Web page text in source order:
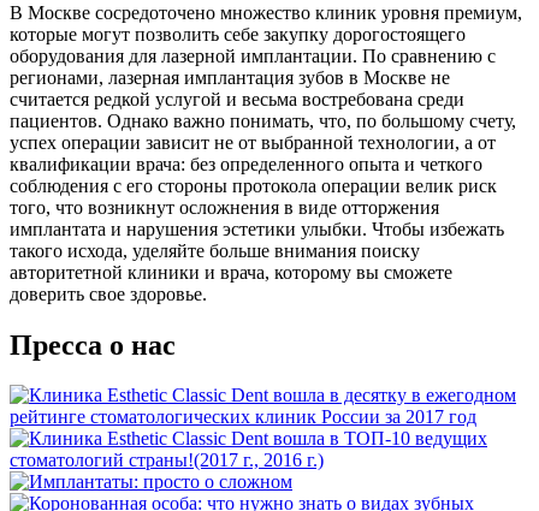
В Москве сосредоточено множество клиник уровня премиум,
которые могут позволить себе закупку дорогостоящего
оборудования для лазерной имплантации. По сравнению с
регионами, лазерная имплантация зубов в Москве не
считается редкой услугой и весьма востребована среди
пациентов. Однако важно понимать, что, по большому счету,
успех операции зависит не от выбранной технологии, а от
квалификации врача: без определенного опыта и четкого
соблюдения с его стороны протокола операции велик риск
того, что возникнут осложнения в виде отторжения
имплантата и нарушения эстетики улыбки. Чтобы избежать
такого исхода, уделяйте больше внимания поиску
авторитетной клиники и врача, которому вы сможете
доверить свое здоровье.
Пресса о нас